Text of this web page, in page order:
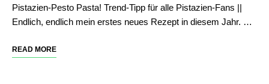
Pistazien-Pesto Pasta! Trend-Tipp für alle Pistazien-Fans ||
Endlich, endlich mein erstes neues Rezept in diesem Jahr. …
READ MORE